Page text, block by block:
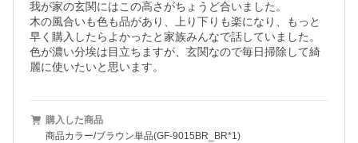
我が家の玄関にはこの高さがちょうど合いました。
木の風合いも色も品があり、上り下りも楽になり、もっと
早く購入したらよかったと家族みんなで話していました。
色が濃い分埃は目立ちますが、玄関なので毎日掃除して綺
麗に使いたいと思います。
購入した商品
商品カラー/ブラウン単品(GF-9015BR_BR*1)